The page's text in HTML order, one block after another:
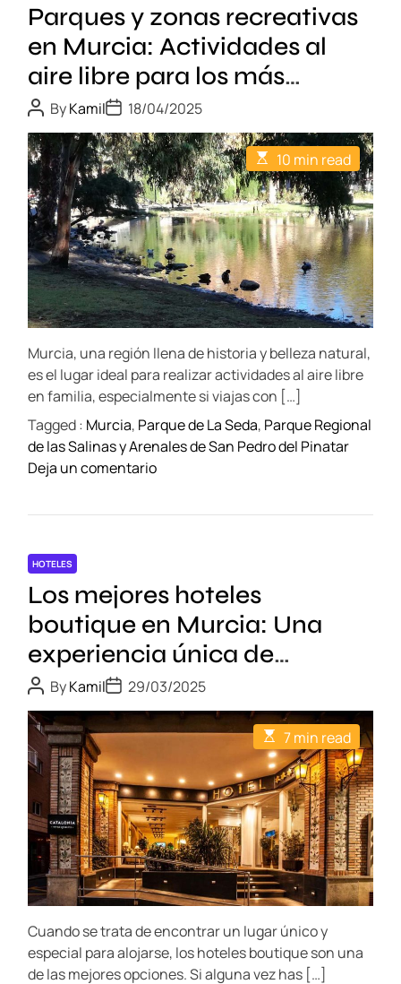
,
A
q
u
i
t
e
c
t
u
r
a
y
C
o
n
s
e
j
o
s
r
d
o
n
b
i
c
i
c
l
e
t
p
o
r
M
u
r
i
e
s
u
b
r
e
a
c
i
u
d
a
d
e
f
Parques y zonas recreativas
en Murcia: Actividades al
aire libre para los más
pequeños
P
o
s
t
A
t
h
o
r
ByKamilP
o
s
t
D
a
t
e
18/04/2025
E
s
t
i
m
a
t
e
d
r
e
a
d
i
m
e
10 min read
Murcia, una región llena de historia y belleza natural,
es el lugar ideal para realizar actividades al aire libre
en familia, especialmente si viajas con […]
Tagged : Murcia, Parque de La Seda, Parque Regional
de las Salinas y Arenales de San Pedro del Pinatar
Deja un comentarioo
P
u
e
s
y
z
n
s
r
e
c
r
e
a
i
v
HOTELES
Los mejores hoteles
boutique en Murcia: Una
experiencia única de
alojamiento
P
o
s
t
A
u
t
o
r
ByKamilP
o
s
t
D
a
t
e
29/03/2025
E
s
i
m
a
t
e
d
r
e
a
d
i
m
e
7 min read
Cuando se trata de encontrar un lugar único y
especial para alojarse, los hoteles boutique son una
de las mejores opciones. Si alguna vez has […]